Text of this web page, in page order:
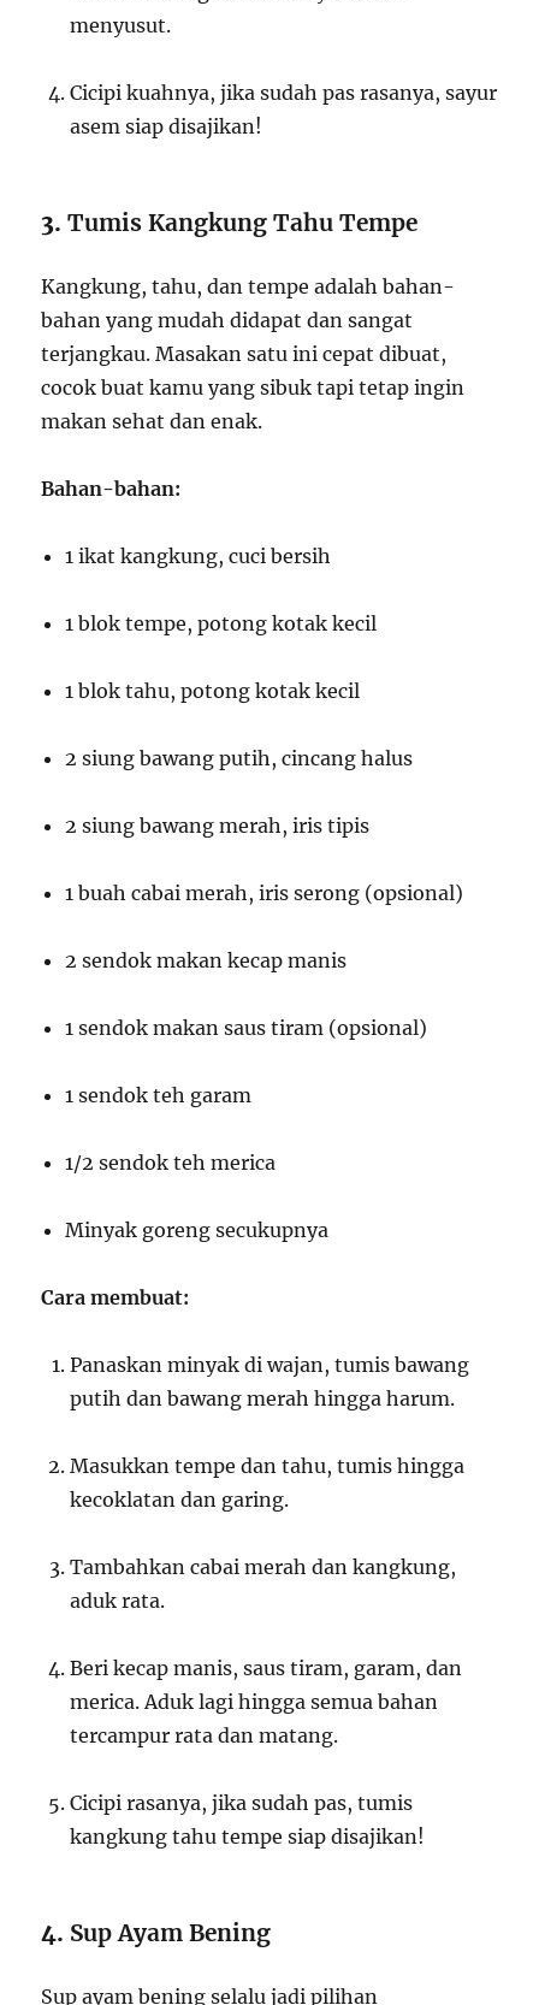
menyusut.
Cicipi kuahnya, jika sudah pas rasanya, sayur
asem siap disajikan!
3.Tumis Kangkung Tahu Tempe
Kangkung, tahu, dan tempe adalah bahan-
bahan yang mudah didapat dan sangat
terjangkau. Masakan satu ini cepat dibuat,
cocok buat kamu yang sibuk tapi tetap ingin
makan sehat dan enak.
Bahan-bahan:
1 ikat kangkung, cuci bersih
1 blok tempe, potong kotak kecil
1 blok tahu, potong kotak kecil
2 siung bawang putih, cincang halus
2 siung bawang merah, iris tipis
1 buah cabai merah, iris serong (opsional)
2 sendok makan kecap manis
1 sendok makan saus tiram (opsional)
1 sendok teh garam
1/2 sendok teh merica
Minyak goreng secukupnya
Cara membuat:
Panaskan minyak di wajan, tumis bawang
putih dan bawang merah hingga harum.
Masukkan tempe dan tahu, tumis hingga
kecoklatan dan garing.
Tambahkan cabai merah dan kangkung,
aduk rata.
Beri kecap manis, saus tiram, garam, dan
merica. Aduk lagi hingga semua bahan
tercampur rata dan matang.
Cicipi rasanya, jika sudah pas, tumis
kangkung tahu tempe siap disajikan!
4. Sup Ayam Bening
Sup ayam bening selalu jadi pilihan